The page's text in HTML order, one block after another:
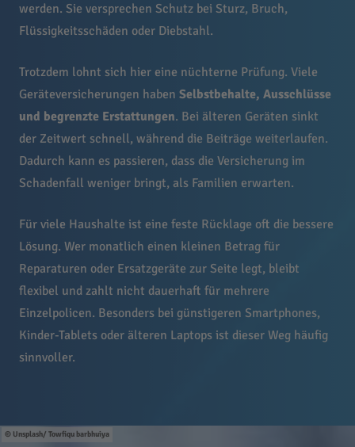
werden. Sie versprechen Schutz bei Sturz, Bruch,
Flüssigkeitsschäden oder Diebstahl.
Trotzdem lohnt sich hier eine nüchterne Prüfung. Viele
Geräteversicherungen haben Selbstbehalte, Ausschlüsse
und begrenzte Erstattungen. Bei älteren Geräten sinkt
der Zeitwert schnell, während die Beiträge weiterlaufen.
Dadurch kann es passieren, dass die Versicherung im
Schadenfall weniger bringt, als Familien erwarten.
Für viele Haushalte ist eine feste Rücklage oft die bessere
Lösung. Wer monatlich einen kleinen Betrag für
Reparaturen oder Ersatzgeräte zur Seite legt, bleibt
flexibel und zahlt nicht dauerhaft für mehrere
Einzelpolicen. Besonders bei günstigeren Smartphones,
Kinder-Tablets oder älteren Laptops ist dieser Weg häufig
sinnvoller.
Unsplash/ Towfiqu barbhuiya